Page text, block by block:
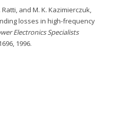
and M. K. Kazimierczuk,
losses in high-frequency
Electronics Specialists
1996.